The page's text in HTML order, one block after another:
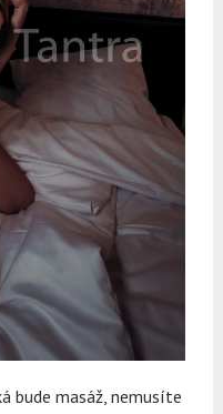
bude masáž, nemusíte